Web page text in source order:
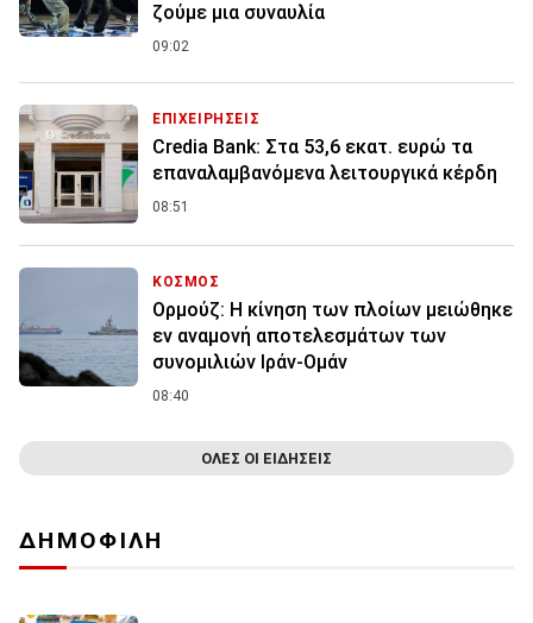
ζούμε μια συναυλία
09:02
ΕΠΙΧΕΙΡΗΣΕΙΣ
Credia Bank: Στα 53,6 εκατ. ευρώ τα
επαναλαμβανόμενα λειτουργικά κέρδη
08:51
ΚΟΣΜΟΣ
Ορμούζ: Η κίνηση των πλοίων μειώθηκε
εν αναμονή αποτελεσμάτων των
συνομιλιών Ιράν-Ομάν
08:40
ΟΛΕΣ ΟΙ ΕΙΔΗΣΕΙΣ
ΔΗΜΟΦΙΛΗ